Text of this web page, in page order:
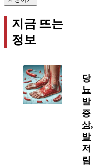
지금 뜨는
정보
당
뇨
발
증
상,
발
저
림